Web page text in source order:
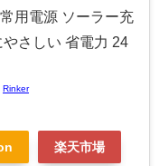
用電源 ソーラー充
やさしい 省電力 24
Rinker
楽天市場